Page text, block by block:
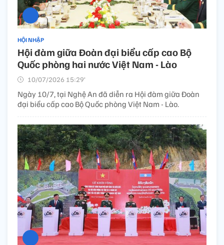
HỘI NHẬP
Hội đàm giữa Đoàn đại biểu cấp cao Bộ
Quốc phòng hai nước Việt Nam - Lào
10/07/2026 15:29’
Ngày 10/7, tại Nghệ An đã diễn ra Hội đàm giữa Đoàn
đại biểu cấp cao Bộ Quốc phòng Việt Nam - Lào.